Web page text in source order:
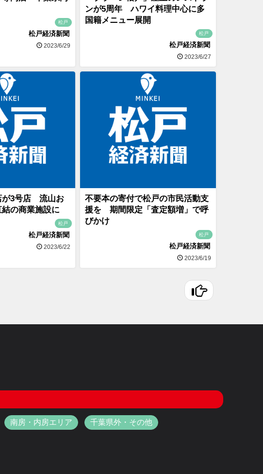
松戸
松戸経済新聞
2023/6/29
ンが5周年 ハワイ料理中心に多
国籍メニュー展開
松戸
松戸経済新聞
2023/6/27
が3号店 流山お
の商業施設に
松戸
松戸経済新聞
2023/6/22
不要本の寄付で松戸の市民活動支
援を 期間限定「査定額増」で呼
びかけ
松戸
松戸経済新聞
2023/6/19
南房・内房エリア 千葉県外・その他